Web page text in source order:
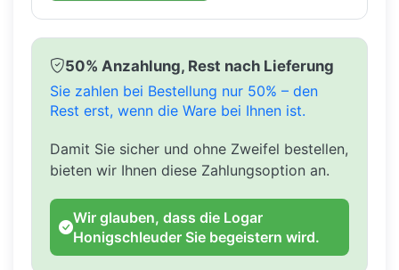
50% Anzahlung, Rest nach Lieferung
Sie zahlen bei Bestellung nur 50% – den
Rest erst, wenn die Ware bei Ihnen ist.
Damit Sie sicher und ohne Zweifel bestellen,
bieten wir Ihnen diese Zahlungsoption an.
Wir glauben, dass die Logar
Honigschleuder Sie begeistern wird.